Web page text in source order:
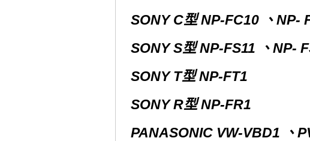
SONY C型 NP-FC10 、NP-
SONY S型 NP-FS11 、NP-
SONY T型 NP-FT1
SONY R型 NP-FR1
PANASONIC VW-VBD1 、